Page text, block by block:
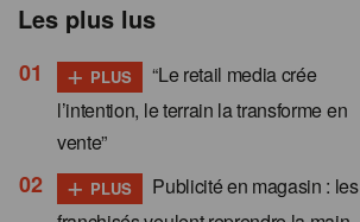
Les plus lus
+ PLUS
“Le retail media crée
l’intention, le terrain la transforme en
vente”
+ PLUS
Publicité en magasin : les